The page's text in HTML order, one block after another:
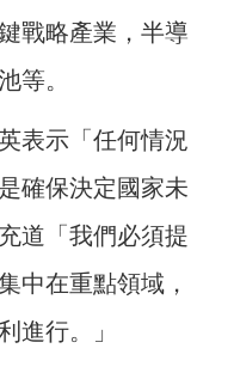
戰略產業，半導
等。
表示「任何情況
確保決定國家未
道「我們必須提
中在重點領域，
進行。」